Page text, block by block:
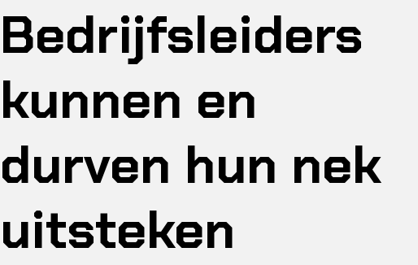
Bedrijfsleiders
kunnen en
durven hun nek
uitsteken